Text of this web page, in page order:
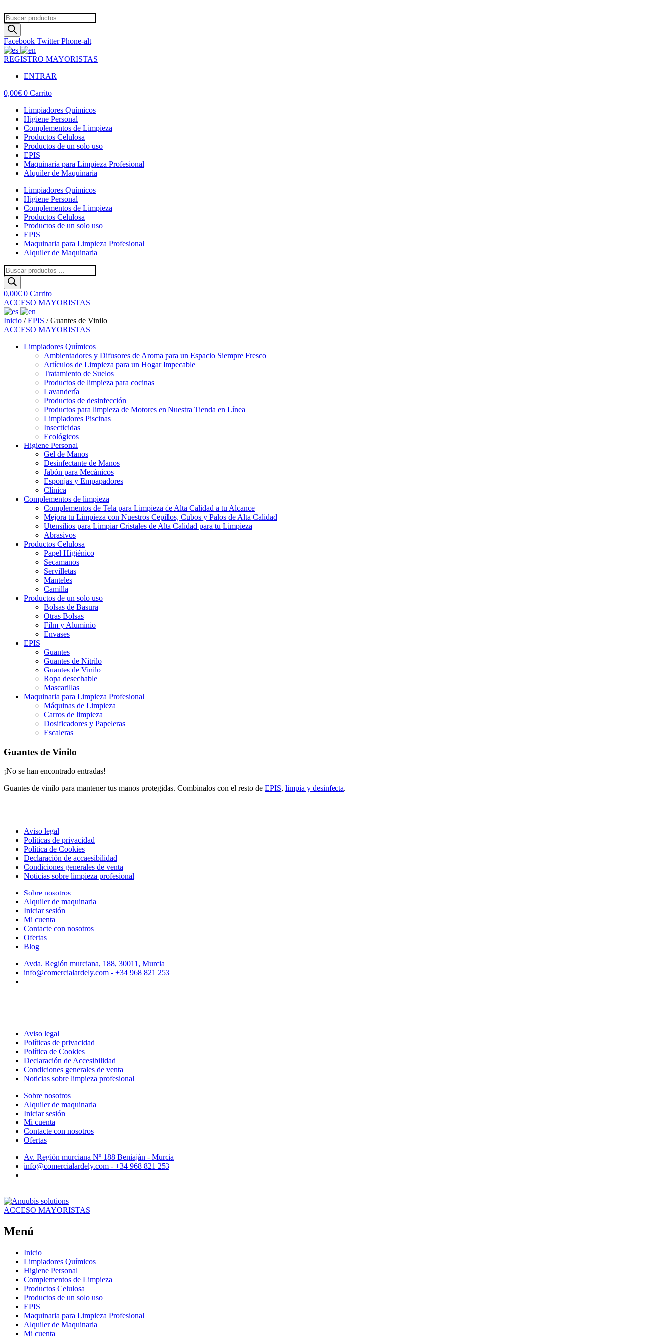
al
contenido
Búsqueda
de
productos
Facebook Twitter Phone-alt
REGISTRO MAYORISTAS
ENTRAR
0,00€ 0 Carrito
Limpiadores Químicos
Higiene Personal
Complementos de Limpieza
Productos Celulosa
Productos de un solo uso
EPIS
Maquinaria para Limpieza Profesional
Alquiler de Maquinaria
Limpiadores Químicos
Higiene Personal
Complementos de Limpieza
Productos Celulosa
Productos de un solo uso
EPIS
Maquinaria para Limpieza Profesional
Alquiler de Maquinaria
Búsqueda
de
productos
0,00€ 0 Carrito
ACCESO MAYORISTAS
Inicio /EPIS / Guantes de Vinilo
ACCESO MAYORISTAS
Limpiadores Químicos
Ambientadores y Difusores de Aroma para un Espacio Siempre Fresco
Artículos de Limpieza para un Hogar Impecable
Tratamiento de Suelos
Productos de limpieza para cocinas
Lavandería
Productos de desinfección
Productos para limpieza de Motores en Nuestra Tienda en Línea
Limpiadores Piscinas
Insecticidas
Ecológicos
Higiene Personal
Gel de Manos
Desinfectante de Manos
Jabón para Mecánicos
Esponjas y Empapadores
Clínica
Complementos de limpieza
Complementos de Tela para Limpieza de Alta Calidad a tu Alcance
Mejora tu Limpieza con Nuestros Cepillos, Cubos y Palos de Alta Calidad
Utensilios para Limpiar Cristales de Alta Calidad para tu Limpieza
Abrasivos
Productos Celulosa
Papel Higiénico
Secamanos
Servilletas
Manteles
Camilla
Productos de un solo uso
Bolsas de Basura
Otras Bolsas
Film y Aluminio
Envases
EPIS
Guantes
Guantes de Nitrilo
Guantes de Vinilo
Ropa desechable
Mascarillas
Maquinaria para Limpieza Profesional
Máquinas de Limpieza
Carros de limpieza
Dosificadores y Papeleras
Escaleras
Guantes de Vinilo
¡No se han encontrado entradas!
Guantes de vinilo para mantener tus manos protegidas. Combinalos con el resto de EPIS, limpia y desinfecta.
Aviso legal
Políticas de privacidad
Política de Cookies
Declaración de accaesibilidad
Condiciones generales de venta
Noticias sobre limpieza profesional
Sobre nosotros
Alquiler de maquinaria
Iniciar sesión
Mi cuenta
Contacte con nosotros
Ofertas
Blog
Avda. Región murciana, 188, 30011, Murcia
info@comercialardely.com - +34 968 821 253
Aviso legal
Políticas de privacidad
Política de Cookies
Declaración de Accesibilidad
Condiciones generales de venta
Noticias sobre limpieza profesional
Sobre nosotros
Alquiler de maquinaria
Iniciar sesión
Mi cuenta
Contacte con nosotros
Ofertas
Av. Región murciana Nº 188 Beniaján - Murcia
info@comercialardely.com - +34 968 821 253
ACCESO MAYORISTAS
Menú
Inicio
Limpiadores Químicos
Higiene Personal
Complementos de Limpieza
Productos Celulosa
Productos de un solo uso
EPIS
Maquinaria para Limpieza Profesional
Alquiler de Maquinaria
Mi cuenta